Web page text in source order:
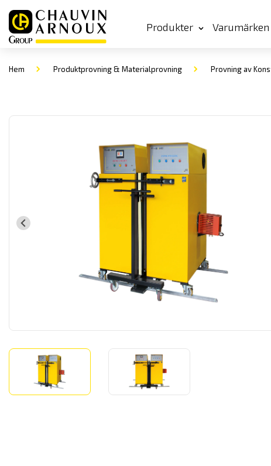
Produkter Varumärken
Hem Produktprovning & Materialprovning Provning av